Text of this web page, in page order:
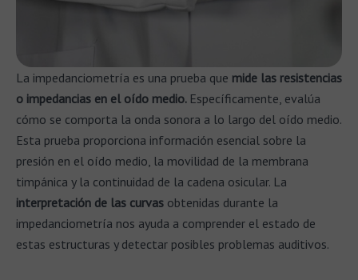
La impedanciometría es una prueba que mide las resistencias
o impedancias en el oído medio. Específicamente, evalúa
cómo se comporta la onda sonora a lo largo del oído medio.
Esta prueba proporciona información esencial sobre la
presión en el oído medio, la movilidad de la membrana
timpánica y la continuidad de la cadena osicular. La
interpretación de las curvas obtenidas durante la
impedanciometría nos ayuda a comprender el estado de
estas estructuras y detectar posibles problemas auditivos.